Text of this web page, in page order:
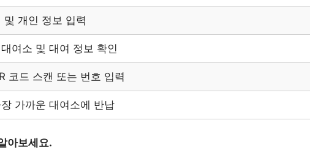
및 개인 정보 입력
여소 및 대여 정보 확인
코드 스캔 또는 번호 입력
가까운 대여소에 반납
아보세요.